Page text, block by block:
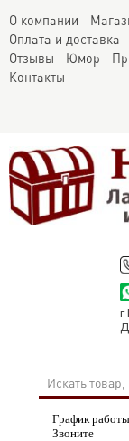
О компании
Оплата и доставка
Отзывы
Юмор
Контакты
График
Звоните